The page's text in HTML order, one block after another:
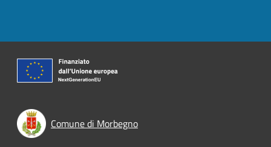
Comune di Morbegno